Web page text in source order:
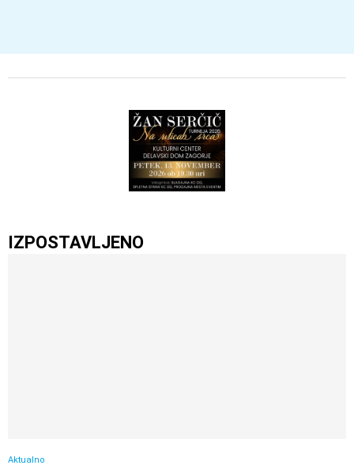
IZPOSTAVLJENO
Aktualno